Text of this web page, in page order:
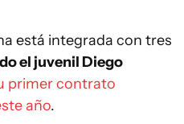
está integrada con tres
el juvenil Diego
primer contrato
año.